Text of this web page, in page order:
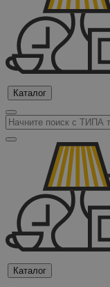
Каталог
Каталог